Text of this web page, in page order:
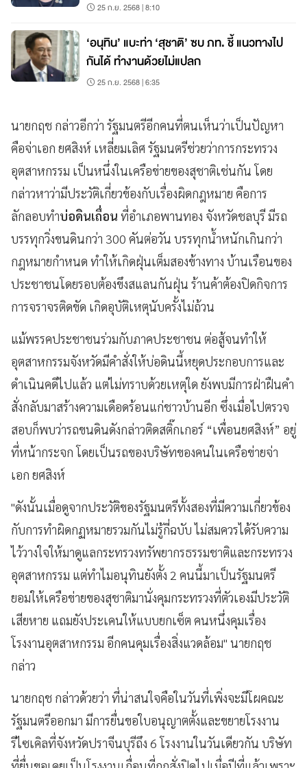
25 ก.ย. 2568 | 8:10
‘อนุทิน’ แบะท่า ‘สุชาติ’ ซบ ภท. ชี้ แนวทางไป
กันได้ ทำงานด้วยไม่แปลก
25 ก.ย. 2568 | 6:35
นายกฤช กล่าวอีกว่า รัฐมนตรีอีกคนที่ตนเห็นว่าเป็นปัญหา
คือจ่าเอก ยศสิงห์ เหลี่ยมเลิศ รัฐมนตรีช่วยว่าการกระทรวง
อุตสาหกรรม เป็นหนึ่งในเครือข่ายของสุชาติเช่นกัน โดย
กล่าวหาว่ามีประวัติเกี่ยวข้องกับเรื่องผิดกฎหมาย คือการ
ลักลอบทำบ่อดินเถื่อน ที่อำเภอพานทอง จังหวัดชลบุรี มีรถ
บรรทุกวิ่งขนดินกว่า 300 คันต่อวัน บรรทุกน้ำหนักเกินกว่า
กฎหมายกำหนด ทำให้เกิดฝุ่นเต็มสองข้างทาง บ้านเรือนของ
ประชาชนโดยรอบต้องขึงสแลนกันฝุ่น ร้านค้าต้องปิดกิจการ
การจราจรติดขัด เกิดอุบัติเหตุนับครั้งไม่ถ้วน
แม้พรรคประชาชนร่วมกับภาคประชาชน ต่อสู้จนทำให้
อุตสาหกรรมจังหวัดมีคำสั่งให้บ่อดินนี้หยุดประกอบการและ
ดำเนินคดีไปแล้ว แต่ไม่ทราบด้วยเหตุใด ยังพบมีการฝ่าฝืนคำ
สั่งกลับมาสร้างความเดือดร้อนแก่ชาวบ้านอีก ซึ่งเมื่อไปตรวจ
สอบก็พบว่ารถขนดินดังกล่าวติดสติ๊กเกอร์ “เพื่อนยศสิงห์” อยู่
ที่หน้ากระจก โดยเป็นรถของบริษัทของคนในเครือข่ายจ่า
เอก ยศสิงห์
"ดังนั้นเมื่อดูจากประวัติของรัฐมนตรีทั้งสองที่มีความเกี่ยวข้อง
กับการทำผิดกฏหมายรวมกันไม่รู้กี่ฉบับ ไม่สมควรได้รับความ
ไว้วางใจให้มาดูแลกระทรวงทรัพยากรธรรมชาติและกระทรวง
อุตสาหกรรม แต่ทำไมอนุทินยังตั้ง 2 คนนี้มาเป็นรัฐมนตรี
ยอมให้เครือข่ายของสุชาติมานั่งคุมกระทรวงที่ตัวเองมีประวัติ
เสียหาย แถมยังประเคนให้แบบยกเซ็ต คนหนึ่งคุมเรื่อง
โรงงานอุตสาหกรรม อีกคนคุมเรื่องสิ่งแวดล้อม" นายกฤช
กล่าว
นายกฤช กล่าวด้วยว่า ที่น่าสนใจคือในวันที่เพิ่งจะมีโผคณะ
รัฐมนตรีออกมา มีการยื่นขอใบอนุญาตตั้งและขยายโรงงาน
รีไซเคิลที่จังหวัดปราจีนบุรีถึง 6 โรงงานในวันเดียวกัน บริษัท